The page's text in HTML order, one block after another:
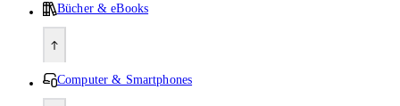
Bücher & eBooks
Computer & Smartphones